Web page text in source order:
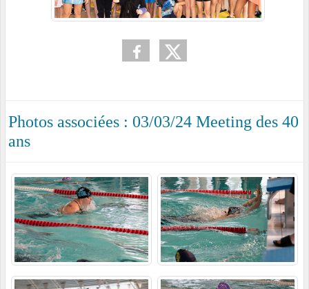
Photos associées : 03/03/24 Meeting des 40
ans